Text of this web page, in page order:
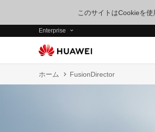
このサイトはCookieを
Enterprise
ホーム FusionDirector